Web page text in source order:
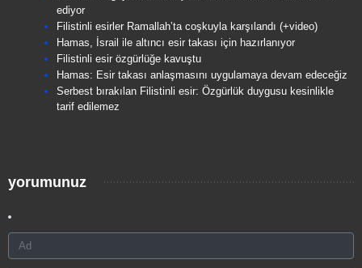
ediyor
Filistinli esirler Ramallah’ta coşkuyla karşılandı (+video)
Hamas, İsrail ile altıncı esir takası için hazırlanıyor
Filistinli esir özgürlüğe kavuştu
Hamas: Esir takası anlaşmasını uygulamaya devam edeceğiz
Serbest bırakılan Filistinli esir: Özgürlük duygusu kesinlikle
tarif edilemez
yorumunuz